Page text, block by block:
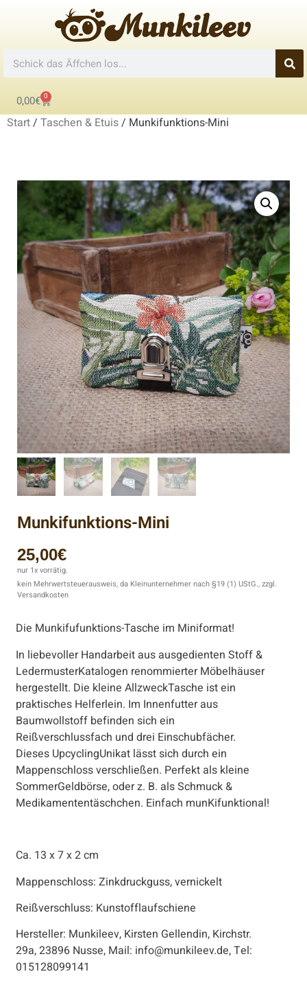
0,00€ 0
Start/ Taschen & Etuis/ Munkifunktions-Mini
Munkifunktions-Mini
25,00€
nur 1x vorrätig.
kein Mehrwertsteuerausweis, da Kleinunternehmer nach §19 (1) UStG., zzgl.
Versandkosten
Beschreibung
Die Munkifufunktions-Tasche im Miniformat!
In liebevoller Handarbeit aus ausgedienten Stoff &
LedermusterKatalogen renommierter Möbelhäuser
hergestellt. Die kleine AllzweckTasche ist ein
praktisches Helferlein. Im Innenfutter aus
Baumwollstoff befinden sich ein
Reißverschlussfach und drei Einschubfächer.
Dieses UpcyclingUnikat lässt sich durch ein
Mappenschloss verschließen. Perfekt als kleine
SommerGeldbörse, oder z. B. als Schmuck &
Medikamententäschchen. Einfach munKifunktional!
Ca. 13 x 7 x 2 cm
Mappenschloss: Zinkdruckguss, vernickelt
Reißverschluss: Kunstofflaufschiene
Hersteller: Munkileev, Kirsten Gellendin, Kirchstr.
29a, 23896 Nusse, Mail: info@munkileev.de, Tel:
015128099141